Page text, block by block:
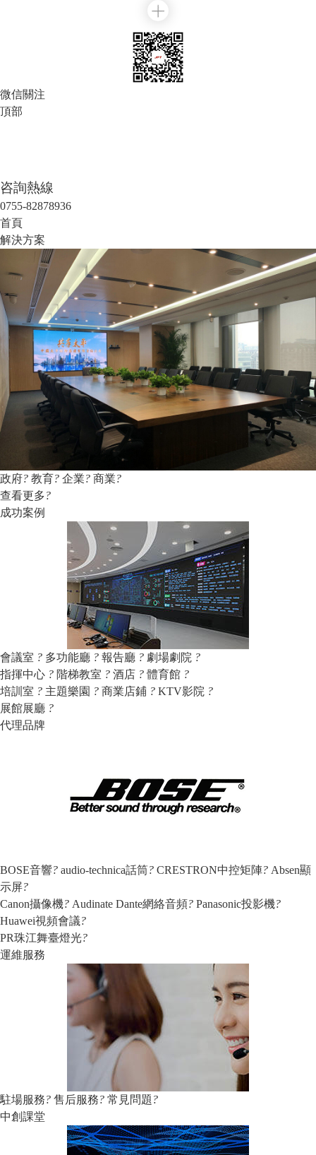
微信關注
頂部
咨詢熱線
0755-82878936
首頁
解決方案
政府? 教育? 企業? 商業?
查看更多?
成功案例
會議室 ? 多功能廳 ? 報告廳 ? 劇場劇院 ?
指揮中心 ? 階梯教室 ? 酒店 ? 體育館 ?
培訓室 ? 主題樂園 ? 商業店鋪 ? KTV影院 ?
展館展廳 ?
代理品牌
BOSE音響? audio-technica話筒? CRESTRON中控矩陣? Absen顯
示屏?
Canon攝像機? Audinate Dante網絡音頻? Panasonic投影機?
Huawei視頻會議?
PR珠江舞臺燈光?
運維服務
駐場服務? 售后服務? 常見問題 ?
中創課堂